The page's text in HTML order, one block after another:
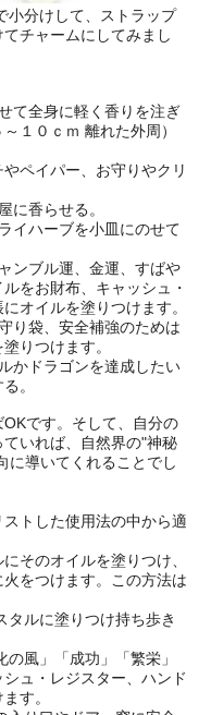
小分けして、ストラップ
チャームにしてみまし
て全身に軽く香りを注ぎ
１０ｃｍ 離れた外周）
ペイパー、お守りやクリ
に香らせる。
イハーブを小皿にのせて
ンブル運、金運、すばや
をお財布、キャッシュ・
オイルを塗りつけます。
り袋、安全補強のためは
りつけます。
かドラゴンを達成したい
。
です。そして、自分の
いれば、自然界の"神秘
に導いてくれることでし
トした使用法の中から適
そのオイルを塗りつけ、
をつけます。この方法は
タルに塗りつけ持ち歩き
風」「成功」「繁栄」
ュ・レジスター、ハンド
す。